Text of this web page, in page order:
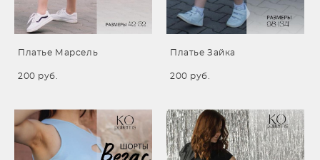
Платье Марсель
200 pуб.
Платье Зайка
200 pуб.